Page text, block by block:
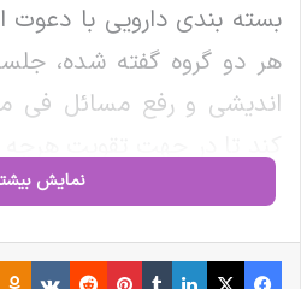
بسته بندی دارویی با
هر دو گروه گفته شده،
اندیشی و رفع مسائل فی
برداشته شود
نمایش
فیس بوک X لینکدین ‫تامبلر ‫پین‌ترست ‫رددیت ‫VKontakte